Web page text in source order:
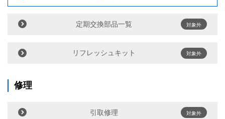
定期交換部品一覧 対象外
リフレッシュキット 対象外
修理
引取修理 対象外